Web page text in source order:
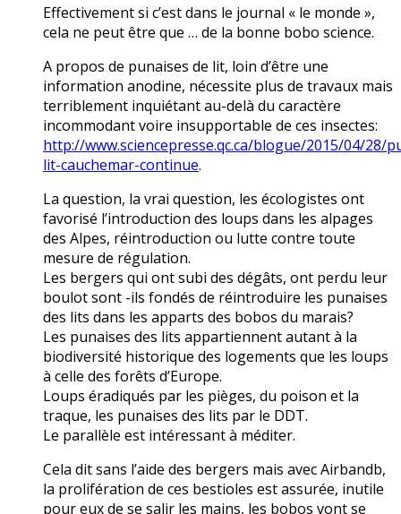
Effectivement si c’est dans le journal « le monde »,
cela ne peut être que … de la bonne bobo science.
A propos de punaises de lit, loin d’être une
information anodine, nécessite plus de travaux mais
terriblement inquiétant au-delà du caractère
incommodant voire insupportable de ces insectes:
http://www.sciencepresse.qc.ca/blogue/2015/04/28/
lit-cauchemar-continue.
La question, la vrai question, les écologistes ont
favorisé l’introduction des loups dans les alpages
des Alpes, réintroduction ou lutte contre toute
mesure de régulation.
Les bergers qui ont subi des dégâts, ont perdu leur
boulot sont -ils fondés de réintroduire les punaises
des lits dans les apparts des bobos du marais?
Les punaises des lits appartiennent autant à la
biodiversité historique des logements que les loups
à celle des forêts d’Europe.
Loups éradiqués par les pièges, du poison et la
traque, les punaises des lits par le DDT.
Le parallèle est intéressant à méditer.
Cela dit sans l’aide des bergers mais avec Airbandb,
la prolifération de ces bestioles est assurée, inutile
pour eux de se salir les mains, les bobos vont se